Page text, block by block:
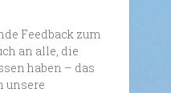
Feedback zum
an alle, die
haben – das
unsere